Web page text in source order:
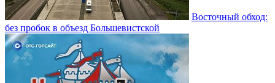
Восточный обход:
без пробок в объезд Большевистской